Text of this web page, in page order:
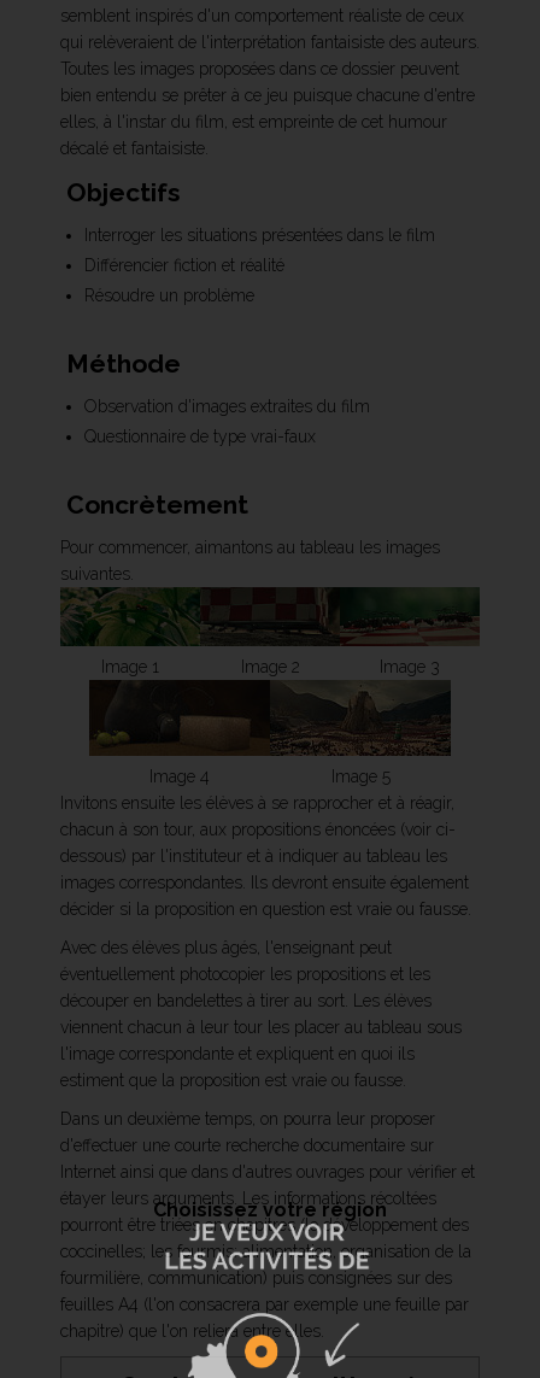
semblent inspirés d'un comportement réaliste de ceux
qui relèveraient de l'interprétation fantaisiste des auteurs.
Toutes les images proposées dans ce dossier peuvent
bien entendu se prêter à ce jeu puisque chacune d'entre
elles, à l'instar du film, est empreinte de cet humour
décalé et fantaisiste.
Objectifs
Interroger les situations présentées dans le film
Différencier fiction et réalité
Résoudre un problème
Méthode
Observation d'images extraites du film
Questionnaire de type vrai-faux
Concrètement
Pour commencer, aimantons au tableau les images
suivantes.
Image 1 Image 2 Image 3
Image 4
Image 5
Invitons ensuite les élèves à se rapprocher et à réagir,
chacun à son tour, aux propositions énoncées (voir ci-
dessous) par l'instituteur et à indiquer au tableau les
images correspondantes. Ils devront ensuite également
décider si la proposition en question est vraie ou fausse.
Avec des élèves plus âgés, l'enseignant peut
éventuellement photocopier les propositions et les
découper en bandelettes à tirer au sort. Les élèves
viennent chacun à leur tour les placer au tableau sous
l'image correspondante et expliquent en quoi ils
estiment que la proposition est vraie ou fausse.
Dans un deuxième temps, on pourra leur proposer
d'effectuer une courte recherche documentaire sur
Internet ainsi que dans d'autres ouvrages pour vérifier et
étayer leurs arguments. Les informations récoltées
pourront être triées en chapitres (le développement des
coccinelles; les fourmis: alimentation, organisation de la
fourmilière, communication) puis consignées sur des
feuilles A4 (l'on consacrera par exemple une feuille par
chapitre) que l'on reliera entre elles.
Choisissez votre région